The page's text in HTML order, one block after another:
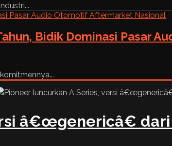
Bidik Dominasi Pasar
â€œgenericâ€